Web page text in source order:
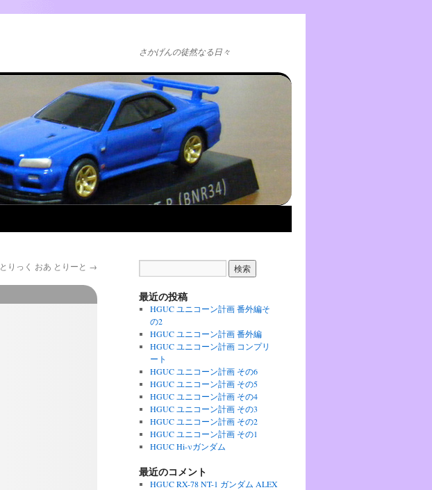
さかげんの徒然なる日々
とりっく おあ とりーと →
最近の投稿
HGUC ユニコーン計画 番外編そ
の2
HGUC ユニコーン計画 番外編
HGUC ユニコーン計画 コンプリ
ート
HGUC ユニコーン計画 その6
HGUC ユニコーン計画 その5
HGUC ユニコーン計画 その4
HGUC ユニコーン計画 その3
HGUC ユニコーン計画 その2
HGUC ユニコーン計画 その1
HGUC Hi-νガンダム
最近のコメント
HGUC RX-78 NT-1 ガンダム ALEX